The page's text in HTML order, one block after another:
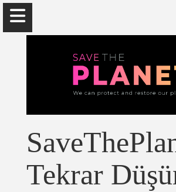
Can Bekcan
Doğu Akdeniz
Tekrar